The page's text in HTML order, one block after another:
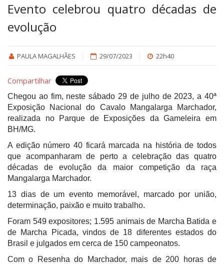
Evento celebrou quatro décadas de
evolução
PAULA MAGALHÃES 29/07/2023 22h40
Compartilhar
Chegou ao fim, neste sábado 29 de julho de 2023, a 40ª
Exposição Nacional do Cavalo Mangalarga Marchador,
realizada no Parque de Exposições da Gameleira em
BH/MG.
A edição número 40 ficará marcada na história de todos
que acompanharam de perto a celebração das quatro
décadas de evolução da maior competição da raça
Mangalarga Marchador.
13 dias de um evento memorável, marcado por união,
determinação, paixão e muito trabalho.
Foram 549 expositores; 1.595 animais de Marcha Batida e
de Marcha Picada, vindos de 18 diferentes estados do
Brasil e julgados em cerca de 150 campeonatos.
Com o Resenha do Marchador, mais de 200 horas de